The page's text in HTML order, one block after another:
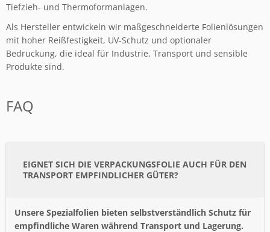
Tiefzieh- und Thermoformanlagen.
Als Hersteller entwickeln wir maßgeschneiderte Folienlösungen
mit hoher Reißfestigkeit, UV-Schutz und optionaler
Bedruckung, die ideal für Industrie, Transport und sensible
Produkte sind.
FAQ
EIGNET SICH DIE VERPACKUNGSFOLIE AUCH FÜR DEN
TRANSPORT EMPFINDLICHER GÜTER?
Unsere Spezialfolien bieten selbstverständlich Schutz für
empfindliche Waren während Transport und Lagerung.